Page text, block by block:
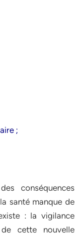
;
conséquences
santé manque de
: la vigilance
cette nouvelle